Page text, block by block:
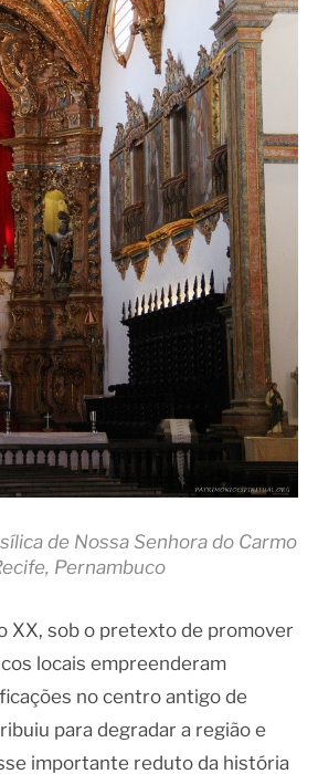
de Nossa Senhora do Carmo
Pernambuco
XX, sob o pretexto de promover
locais empreenderam
no centro antigo de
para degradar a região e
importante reduto da história